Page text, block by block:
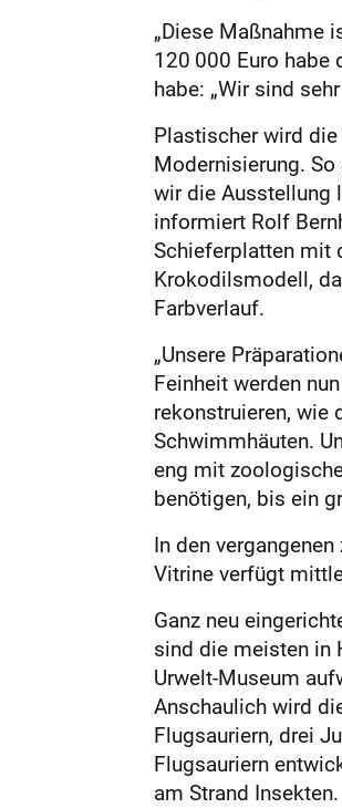
„Diese Maßnahme
120 000 Euro
habe: „Wir sind
Plastischer wird
Modernisierung.
wir die Ausstellung
informiert Rolf
Schieferplatten mit
Krokodilsmodell,
Farbverlauf.
„Unsere
Feinheit werden
rekonstruieren, wie
Schwimmhäuten.
eng mit
benötigen, bis ein
In den
Vitrine verfügt
Ganz neu
sind die meis­ten in
Urwelt-Museum
Anschaulich wird
Flugsauriern, drei
Flugsauriern
am Strand Insekten.